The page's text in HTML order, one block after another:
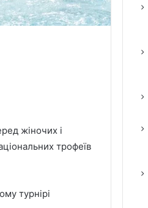
жіночих і
трофеїв
турнірі